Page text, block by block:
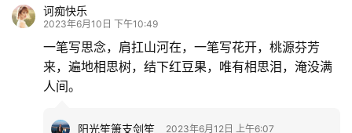
诃痴快乐
2023年6月10日 下午10:49
一笔写思念，肩扛山河在，一笔写花开，桃源芬芳
来，遍地相思树，结下红豆果，唯有相思泪，淹没满
人间。
阳光笙箫支剑笙 2023年6月12日 上午6:07